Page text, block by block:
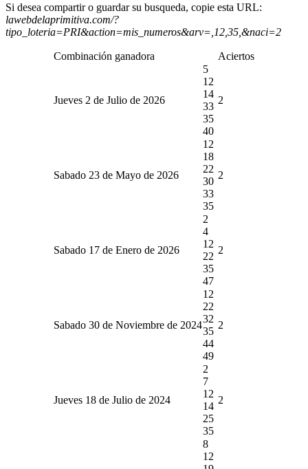
Si desea compartir o guardar su busqueda, copie esta URL:
lawebdelaprimitiva.com/?
tipo_loteria=PRI&action=mis_numeros&arv=,12,35,&naci=2
Combinación ganadora Aciertos
Jueves 2 de Julio de 2026
5
12
14
33
35
40
2
Sabado 23 de Mayo de 2026
12
18
22
30
33
35
2
Sabado 17 de Enero de 2026
2
4
12
22
35
47
2
Sabado 30 de Noviembre de 2024
12
22
32
35
44
49
2
Jueves 18 de Julio de 2024
2
7
12
14
25
35
2
8
12